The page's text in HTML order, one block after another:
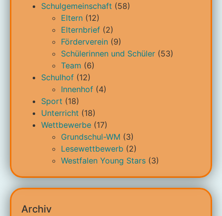
Schulgemeinschaft (58)
Eltern (12)
Elternbrief (2)
Förderverein (9)
Schülerinnen und Schüler (53)
Team (6)
Schulhof (12)
Innenhof (4)
Sport (18)
Unterricht (18)
Wettbewerbe (17)
Grundschul-WM (3)
Lesewettbewerb (2)
Westfalen Young Stars (3)
Archiv